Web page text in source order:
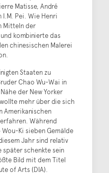
Matisse, André
Pei. Wie Henri
Mitteln der
kombinierte das
chinesischen Malerei
Staaten zu
Chao Wu-Wai in
der New Yorker
mehr über die sich
Amerikanischen
Während
Ki sieben Gemälde
Jahr sind relativ
später schenkte sein
Bild mit dem Titel
of Arts (DIA).